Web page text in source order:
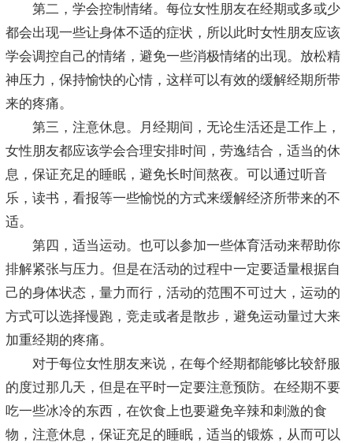
第二，学会控制情绪。每位女性朋友在经期或多或少
都会出现一些让身体不适的症状，所以此时女性朋友应该
学会调控自己的情绪，避免一些消极情绪的出现。放松精
神压力，保持愉快的心情，这样可以有效的缓解经期所带
来的疼痛。
第三，注意休息。月经期间，无论生活还是工作上，
女性朋友都应该学会合理安排时间，劳逸结合，适当的休
息，保证充足的睡眠，避免长时间熬夜。可以通过听音
乐，读书，看报等一些愉悦的方式来缓解经济所带来的不
适。
第四，适当运动。也可以参加一些体育活动来帮助你
排解紧张与压力。但是在活动的过程中一定要适量根据自
己的身体状态，量力而行，活动的范围不可过大，运动的
方式可以选择慢跑，竞走或者是散步，避免运动量过大来
加重经期的疼痛。
对于每位女性朋友来说，在每个经期都能够比较舒服
的度过那几天，但是在平时一定要注意预防。在经期不要
吃一些冰冷的东西，在饮食上也要避免辛辣和刺激的食
物，注意休息，保证充足的睡眠，适当的锻炼，从而可以